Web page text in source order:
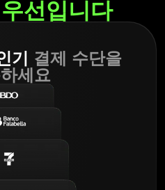
선입니다
기
결제 수단을
세요